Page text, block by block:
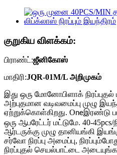
குறுகிய விளக்கம்:
பிராண்ட்:ஜீனிகோஸ்
மாதிரி:JQR-01M/L அறிமுகம்
இது ஒரு மோனோபிளாக் நிரப்புதல்
அற்புதமான வடிவமைப்பு முழு
ஏற்றுக்கொள்கிறது. Oneஇரண்டு
ஒரு ஆபரேட்டர் மட்டுமே. 40-
ஆர்டருக்கு முழு தானியங்கி
சர்வோ நிரப்பு அமைப்பு,
நிரப்புதல் செயல்பாட்டை